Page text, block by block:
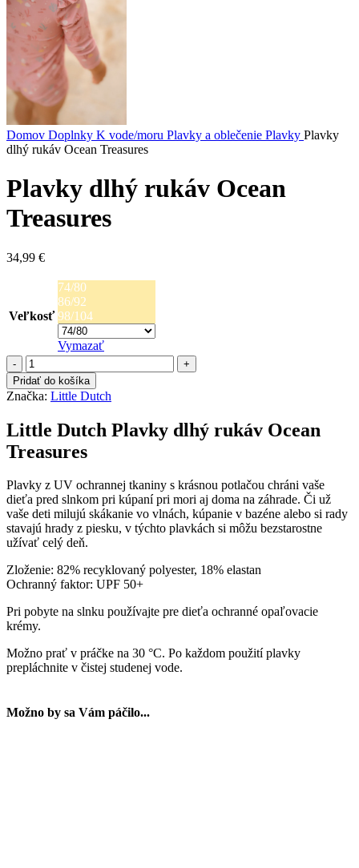
Domov Doplnky K vode/moru Plavky a oblečenie Plavky Plavky
dlhý rukáv Ocean Treasures
Plavky dlhý rukáv Ocean
Treasures
34,99 €
Veľkosť
74/80
86/92
98/104
Vymazať
množstvo
Plavky
dlhý
rukáv
Treasures
Pridať do košíka
Značka: Little Dutch
Little Dutch Plavky dlhý rukáv Ocean
Treasures
Plavky z UV ochrannej tkaniny s krásnou potlačou chráni vaše
dieťa pred slnkom pri kúpaní pri mori aj doma na záhrade. Či už
vaše deti milujú skákanie vo vlnách, kúpanie v bazéne alebo si rady
stavajú hrady z piesku, v týchto plavkách si môžu bezstarostne
užívať celý deň.
Zloženie: 82% recyklovaný polyester, 18% elastan
Ochranný faktor: UPF 50+
Pri pobyte na slnku používajte pre dieťa ochranné opaľovacie
krémy.
Možno prať v práčke na 30 °C. Po každom použití plavky
prepláchnite v čistej studenej vode.
Možno by sa Vám páčilo...